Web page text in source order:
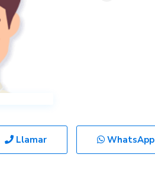
Llamar WhatsApp